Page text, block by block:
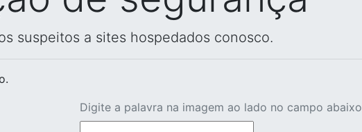
suspeitos a sites hospedados conosco.
Digite a palavra na imagem ao lado no campo abaixo